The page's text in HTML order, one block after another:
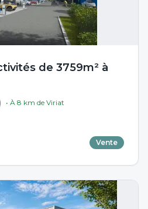
de 3759m² à
• À 8 km de Viriat
Vente